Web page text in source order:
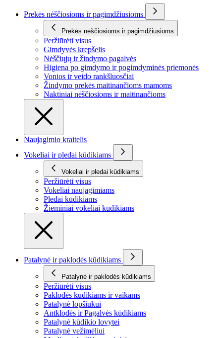
Prekės nėščiosioms ir pagimdžiusioms
Prekės nėščiosioms ir pagimdžiusioms
Peržiūrėti visus
Gimdyvės krepšelis
Nėščiųjų ir žindymo pagalvės
Higiena po gimdymo ir pogimdyminės priemonės
Vonios ir veido rankšluosčiai
Žindymo prekės maitinančioms mamoms
Naktiniai nėščiosioms ir maitinančioms
Naujagimio kraitelis
Vokeliai ir pledai kūdikiams
Vokeliai ir pledai kūdikiams
Peržiūrėti visus
Vokeliai naujagimiams
Pledai kūdikiams
Žieminiai vokeliai kūdikiams
Patalynė ir paklodės kūdikiams
Patalynė ir paklodės kūdikiams
Peržiūrėti visus
Paklodės kūdikiams ir vaikams
Patalynė lopšiukui
Antklodės ir Pagalvės kūdikiams
Patalynė kūdikio lovytei
Patalynė vežimėliui